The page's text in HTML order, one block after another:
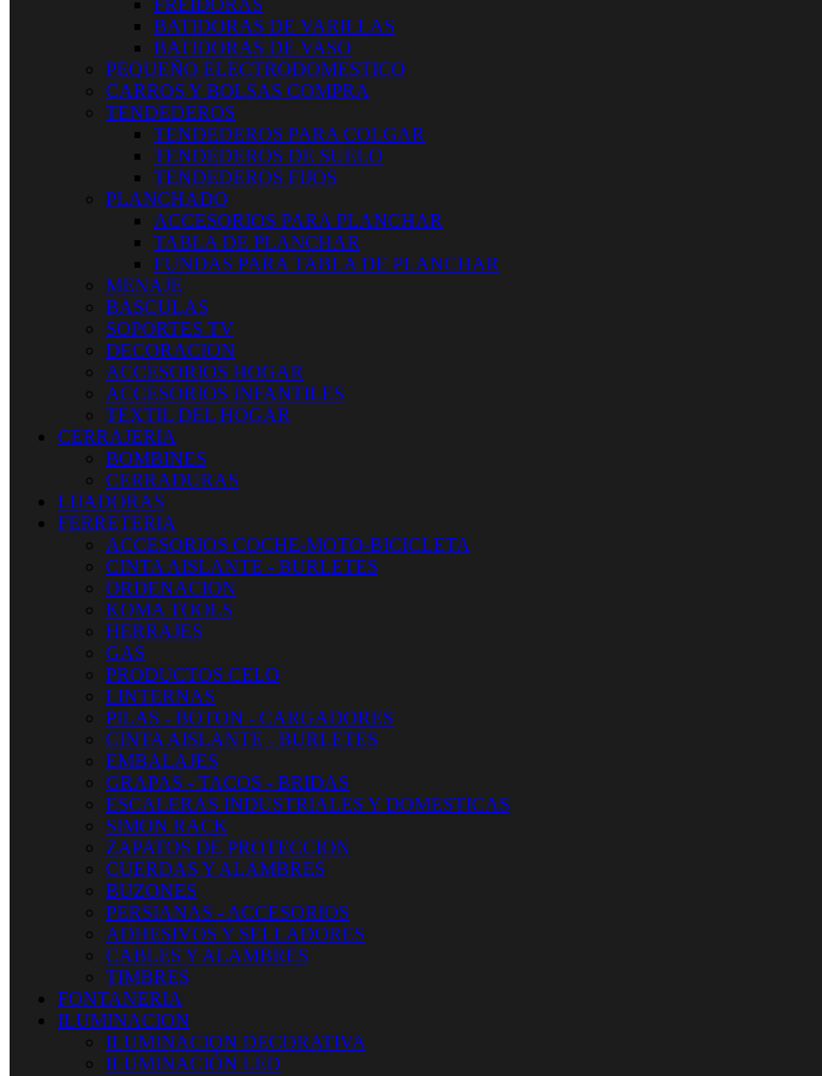
FREIDORAS
BATIDORAS DE VARILLAS
BATIDORAS DE VASO
PEQUEÑO ELECTRODOMESTICO
CARROS Y BOLSAS COMPRA
TENDEDEROS
TENDEDEROS PARA COLGAR
TENDEDEROS DE SUELO
TENDEDEROS FIJOS
PLANCHADO
ACCESORIOS PARA PLANCHAR
TABLA DE PLANCHAR
FUNDAS PARA TABLA DE PLANCHAR
MENAJE
BASCULAS
SOPORTES TV
DECORACION
ACCESORIOS HOGAR
ACCESORIOS INFANTILES
TEXTIL DEL HOGAR
CERRAJERIA
BOMBINES
CERRADURAS
LIJADORAS
FERRETERIA
ACCESORIOS COCHE-MOTO-BICICLETA
CINTA AISLANTE - BURLETES
ORDENACION
KOMA TOOLS
HERRAJES
GAS
PRODUCTOS CELO
LINTERNAS
PILAS - BOTON - CARGADORES
CINTA AISLANTE - BURLETES
EMBALAJES
GRAPAS - TACOS - BRIDAS
ESCALERAS INDUSTRIALES Y DOMESTICAS
SIMON RACK
ZAPATOS DE PROTECCION
CUERDAS Y ALAMBRES
BUZONES
PERSIANAS - ACCESORIOS
ADHESIVOS Y SELLADORES
CABLES Y ALAMBRES
TIMBRES
FONTANERIA
ILUMINACION
ILUMINACION DECORATIVA
ILUMINACIÓN LED